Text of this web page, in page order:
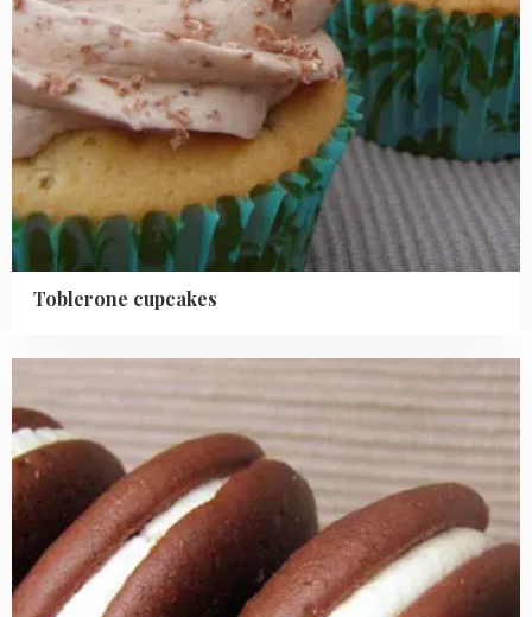
Toblerone cupcakes
more
about
Whoopie
pies